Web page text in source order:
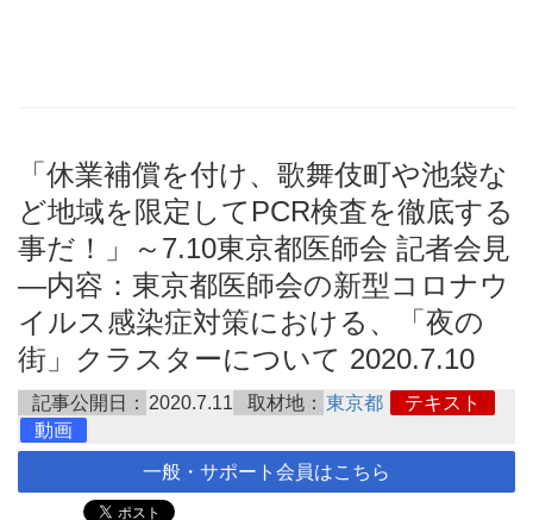
「休業補償を付け、歌舞伎町や池袋な
ど地域を限定してPCR検査を徹底する
事だ！」～7.10東京都医師会 記者会見
―内容：東京都医師会の新型コロナウ
イルス感染症対策における、「夜の
街」クラスターについて 2020.7.10
記事公開日： 2020.7.11 取材地： 東京都
テキスト
動画
一般・サポート会員はこちら